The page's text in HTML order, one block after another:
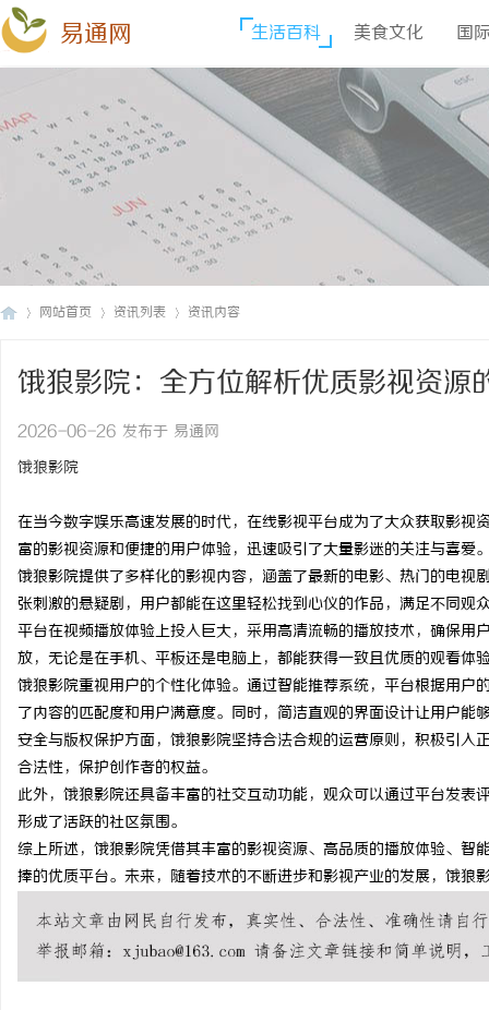
易通网 生活百科 美食文化 国
网站首页 资讯列表 资讯内容
饿狼影院：全方位解析优质影视资源
2026-06-26 发布于 易通网
饿狼影院
在当今数字娱乐高速发展的时代，在线影视平台成为了大众获取影
富的影视资源和便捷的用户体验，迅速吸引了大量影迷的关注与喜爱
饿狼影院提供了多样化的影视内容，涵盖了最新的电影、热门的电
张刺激的悬疑剧，用户都能在这里轻松找到心仪的作品，满足不同观
平台在视频播放体验上投入巨大，采用高清流畅的播放技术，确保
放，无论是在手机、平板还是电脑上，都能获得一致且优质的观看体
饿狼影院重视用户的个性化体验。通过智能推荐系统，平台根据用
了内容的匹配度和用户满意度。同时，简洁直观的界面设计让用户能
安全与版权保护方面，饿狼影院坚持合法合规的运营原则，积极引
合法性，保护创作者的权益。
此外，饿狼影院还具备丰富的社交互动功能，观众可以通过平台发
形成了活跃的社区氛围。
综上所述，饿狼影院凭借其丰富的影视资源、高品质的播放体验、
捧的优质平台。未来，随着技术的不断进步和影视产业的发展，饿狼